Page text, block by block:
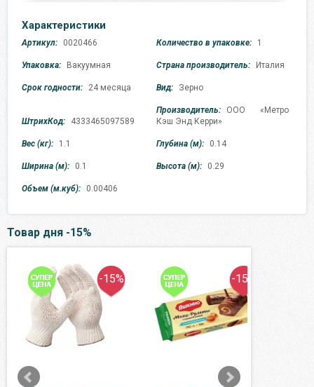
Характеристики
Артикул: 0020466 Количество в упаковке: 1
Упаковка: Вакуумная Страна производитель: Италия
Срок годности: 24 месяца Вид: Зерно
ШтрихКод: 4333465097589
Производитель:
ООО «Метро
Кэш Энд Керри»
Вес (кг): 1.1 Глубина (м): 0.14
Ширина (м): 0.1 Высота (м): 0.29
Объем (м.куб): 0.00406
Товар дня -15%
-15% -15%